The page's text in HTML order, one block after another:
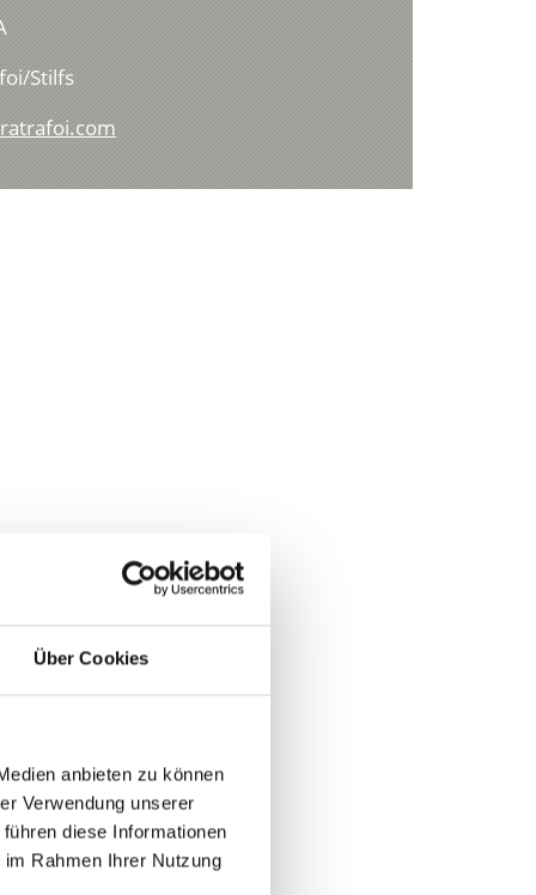
Über Cookies
anbieten zu können
Verwendung unserer
diese Informationen
Rahmen Ihrer Nutzung
Stilfs